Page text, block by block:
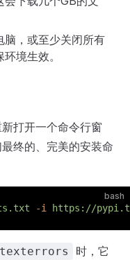
脑，或至少关闭所有
境生效。
打开一个命令行窗
终的、完美的安装命
bash
-i https://
texterrors
时，它